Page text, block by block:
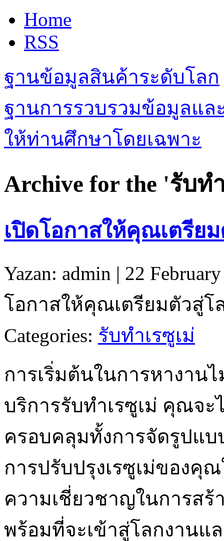
Home
RSS
ฐานข้อมูลสินค้าระดับโลก
ฐานการรวบรวมข้อมูลแล
ให้ท่านศึกษาโดยเฉพาะ
Archive for the 'รับท
เปิดโอกาสให้คุณเตรีย
Yazan: admin | 22
โอกาสให้คุณเตรียมตัวสู่โ
Categories: รับทำเรซูเม่
การเริ่มต้นในการหางาน
บริการรับทำเรซูเม่ คุณจ
ครอบคลุมทั้งการจัดรูปแ
การปรับปรุงเรซูเม่ของคุ
ความเชี่ยวชาญในการสร้
พร้อมที่จะเข้าสู่โลกงาน